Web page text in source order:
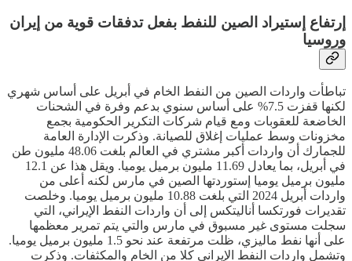
إرتفاع إستيراد الصين للنفط بفعل تدفقات قوية من إيران
وروسيا
تباطأت واردات الصين من النفط الخام في أبريل على أساس شهري
لكنها قفزت 7.5% على أساس سنوي بدعم وفرة في الشحنات
الخاضعة للعقوبات ومع قيام شركات التكرير الحكومية بجمع
مخزونات وسط عمليات إغلاق للصيانة. وذكرت الإدارة العامة
للجمارك أن واردات أكبر مشتري في العالم بلغت 48.06 مليون طن
في أبريل، بما يعادل 11.69 مليون برميل يوميا. ويقل هذا عن 12.1
مليون برميل يوميا إستوردتها الصين في مارس لكنه أعلى من
واردات أبريل 2024 التي بلغت 10.88 مليون برميل يوميا. وخلصت
تقديرات فورتكسا أناليتكس إلى أن واردات النفط الإيراني، التي
سجلت مستوى غير مسبوق في مارس والتي يتم تمرير معظمها
على أنها نفط ماليزي، ظلت مرتفعة عند نحو 1.5 مليون برميل يوميا.
وتشمل واردات النفط الإيراني كلا من الخام والمكثفات. وذكرت